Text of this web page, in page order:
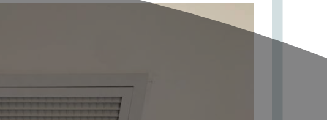
Le système Airpilot Zoning est un
système innovant de gestion
QUELLES BOUCHES DE
SOUFFLAGE CHOISIR
POUR MA CLIMATISATION